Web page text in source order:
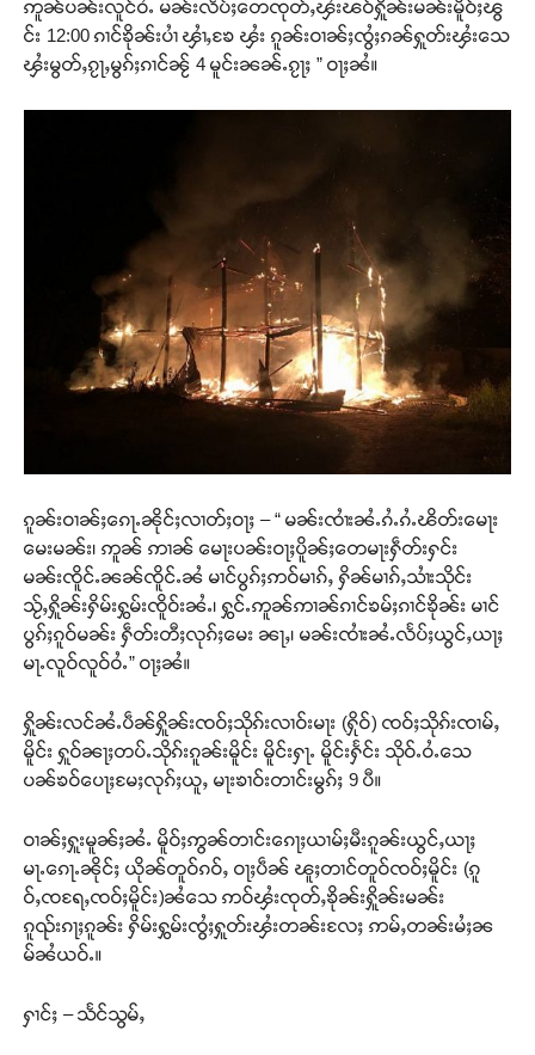
ဢူၼ်ပၼ်းလူင်ဝႆႉ မၼ်းလႅပ်ႈတေၸုတ်ႇၾႆးၽဝ်ႁိူၼ်းမၼ်းမိူဝ်ႈၽွ
င်း 12:00 ၵၢင်ၶိုၼ်းပၢႆ ၾၢႆႇၶႄ ၾႆး ၵူၼ်းဝၢၼ်ႈၸွႆႈၵၼ်ႁူတ်းၾႆးသေ
ၾႆးမွတ်ႇၵႂႃႇမွၵ်ႈၵၢင်ၼႂ် 4 မူင်းၼၼ်ႉၵႂႃႈ ” ဝႃႈၼႆ။
ၵူၼ်းဝၢၼ်ႈၵေႃႉၼိုင်ႈလၢတ်ႈဝႃႈ – “ မၼ်းၸၢႆးၼႆႉၵႆႉၵႆႉၽိတ်းမေႃး
မေးမၼ်း၊ ဢူၼ် ဢၢၼ် မေႃးပၼ်းဝႃႈပိူၼ်ႈတေမႃးႁဵတ်းႁင်း
မၼ်းၸိူင်ႉၼၼ်ၸိူင်ႉၼႆ မၢင်ပွၵ်ႈဢဝ်မၢၵ်ႇ ႁိၼ်မၢၵ်ႇသၢႆးသိုင်း
သႂ်ႇႁိူၼ်းႁိမ်းႁွမ်းၸိူဝ်းၼႆႉ၊ ႁွင်ႉဢူၼ်ဢၢၼ်ၵၢင်ၶမ်ႈၵၢင်ၶိုၼ်း မၢင်
ပွၵ်ႈၵူဝ်မၼ်း ႁဵတ်းတီႈလုၵ်ႈမေး ၼႃႇ၊ မၼ်းၸၢႆးၼႆႉလႅပ်ႈယွင်ႇယႃႈ
မႃႉလူဝ်လူဝ်ဝႆႉ” ဝႃႈၼႆ။
ႁိူၼ်းလင်ၼႆႉပဵၼ်ႁိူၼ်းၸဝ်ႈသိုၵ်းလၢဝ်းမႃး (ႁိုဝ်) ၸဝ်ႈသိုၵ်းၸၢမ်ႇ
မိူင်း ႁူဝ်ၼႃႈတပ်ႉသိုၵ်းၵူၼ်းမိူင်း မိူင်းႁႃႉ မိူင်းႁႅင်း သိုဝ်ႉဝႆႉသေ
ပၼ်ၶဝ်ပေႃႈမႄႈလုၵ်ႈယူႇ မႃးၶၢဝ်းတၢင်းမွၵ်ႈ 9 ပီ။
ဝၢၼ်ႈႁူးမူၼ်ႈၼႆႉ မိူဝ်ႈဢွၼ်တၢင်းၵေႃႈယၢမ်ႈမီးၵူၼ်းယွင်ႇယႃႈ
မႃႉၵေႃႉၼိုင်ႈ ယိုၼ်တူဝ်ၵဝ်ႇ ဝႃႈပဵၼ် ၽူႈတၢင်တူဝ်ၸဝ်ႈမိူင်း (ၵူ
ဝ်ႇၸရႄႇၸဝ်ႈမိူင်း)ၼႆသေ ဢဝ်ၾႆးၸုတ်ႇၶိုၼ်းႁိူၼ်းမၼ်း
ၵူၺ်းၵႃႈၵူၼ်း ႁိမ်းႁွမ်းၸွႆႈႁူတ်းၾႆးတၼ်းလႄႈ ဢမ်ႇတၼ်းမႆႈၼ
မ်ၼႆယဝ်ႉ။
ႁၢင်ႈ – သႅင်သွမ်ႇ